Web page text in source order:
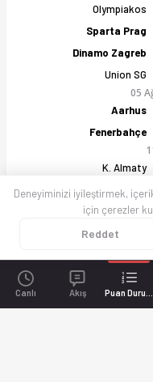
Canlı Akış
Şampiyonlar Ligi 26-27
Olympiakos
Sparta Prag
Dinamo Zagreb
Union SG
05
Aarhus
Fenerbahçe
K. Almaty
Bodo/Glimt
Sabah
Kauno Zalgiris
Kızılyıldız
S. Bratislava
Deneyiminizi iyileştirmek,
için çerezler
Reddet